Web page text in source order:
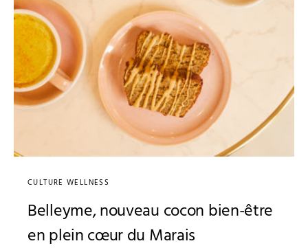
CULTURE WELLNESS
Belleyme, nouveau cocon bien-être
en plein cœur du Marais